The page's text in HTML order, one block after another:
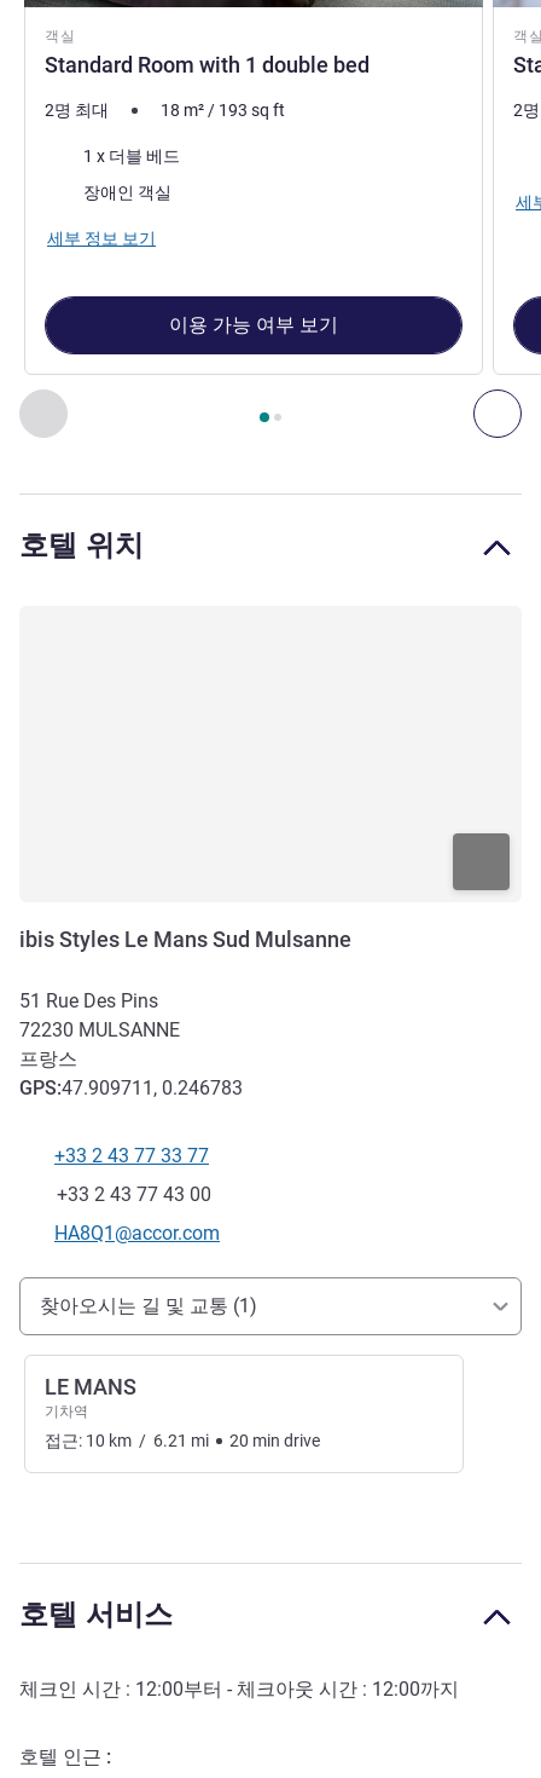
이전 - 객실 다
2 페이지 , 객실 1 : Standard Room with 1 double bed , 객
객실
Standard Room with 1 double bed
2명 최대 18 m²/ 193 sq ft
1 x 더블 베드
장애인 객실
세부 정보 보기
이용 가능 여부 보기
객
2
세
호텔 위치
ibis Styles Le Mans Sud Mulsanne
51 Rue Des Pins
72230 MULSANNE
프랑스
GPS:47.909711, 0.246783
전화
+33 2 43 77 33 77
팩스
+33 2 43 77 43 00
E-mail
HA8Q1@accor.com
호텔 접근 및 교통
찾아오시는 길 및 교통 (1)
LE MANS
기차역
접근: 10 km / 6.21 mi 20 min drive
호텔 서비스
체크인 시간 : 12:00부터 - 체크아웃 시간 : 12:00까지
호텔 인근